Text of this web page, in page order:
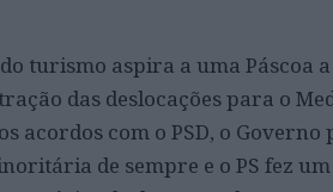
turismo aspira a uma Páscoa
das deslocações para o
acordos com o PSD, o
de sempre e o PS fez